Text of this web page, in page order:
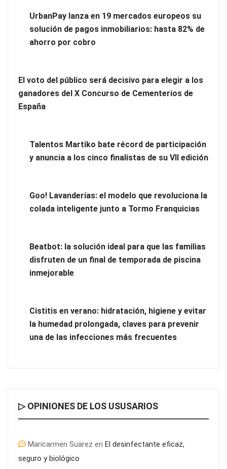
de entrevistas y fotografía editorial
UrbanPay lanza en 19 mercados europeos su
solución de pagos inmobiliarios: hasta 82% de
ahorro por cobro
El voto del público será decisivo para elegir a los
ganadores del X Concurso de Cementerios de
España
Talentos Martiko bate récord de participación
y anuncia a los cinco finalistas de su VII edición
Goo! Lavanderías: el modelo que revoluciona la
colada inteligente junto a Tormo Franquicias
Beatbot: la solución ideal para que las familias
disfruten de un final de temporada de piscina
inmejorable
Cistitis en verano: hidratación, higiene y evitar
la humedad prolongada, claves para prevenir
una de las infecciones más frecuentes
▷ OPINIONES DE LOS USUSARIOS
Maricarmen Suarez en El desinfectante eficaz,
seguro y biológico